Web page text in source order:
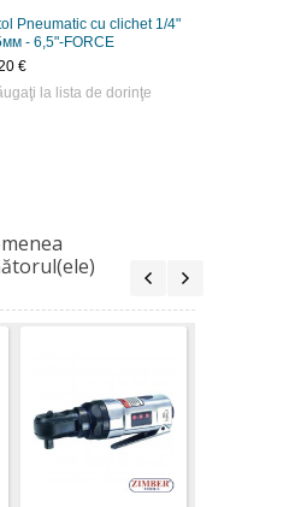
Pneumatic cu clichet 1/4"
- 6,5"-FORCE
€
la lista de dorinţe